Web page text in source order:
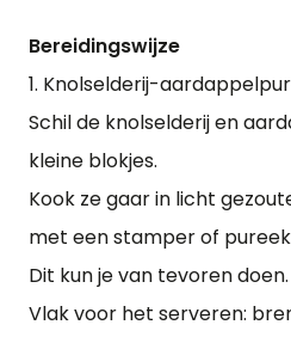
Bereidingswijze
1. Knolselderij-
Schil de knolselderij en
kleine blokjes.
Kook ze gaar in licht
met een stamper of
Dit kun je van tevoren doen.
Vlak voor het serveren: